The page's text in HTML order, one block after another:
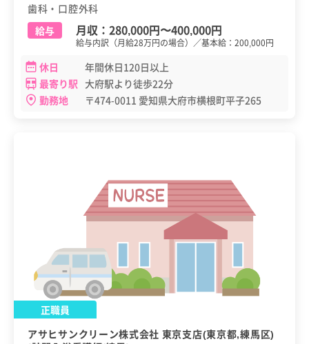
歯科・口腔外科
給与
月収： 280,000円〜400,000円
給与内訳（月給28万円の場合）／基本給：200,000円
休日
年間休日120日以上
最寄り駅 大府駅より徒歩22分
勤務地
〒474-0011 愛知県大府市横根町平子265
正職員
アサヒサンクリーン株式会社 東京支店(東京都,練馬区)